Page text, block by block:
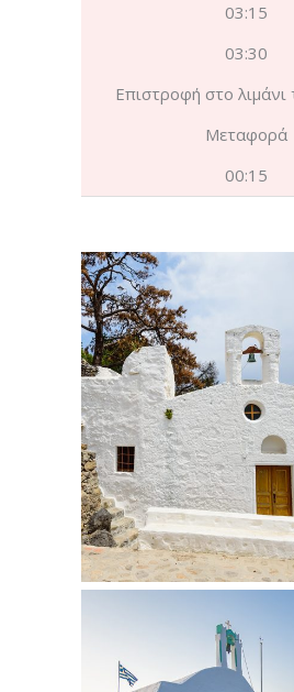
03:15
03:30
Επιστροφή στο λιμάνι
Μεταφορά
00:15